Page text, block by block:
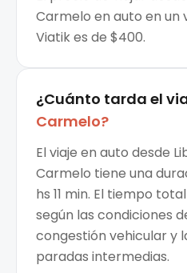
Carmelo en auto en un
Viatik es de $400.
¿Cuánto tarda el
Carmelo?
El viaje en auto desde
Carmelo tiene una
hs 11 min. El tiempo
según las condiciones
congestión vehicular y
paradas intermedias.